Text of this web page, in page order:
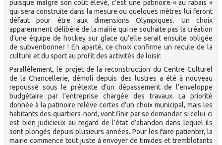
puisque malgré son coût élevé, c’est une patinoire « au rabais »
qui sera construite dans la mesure ou quelques mètres lui feront
défaut pour être aux dimensions Olympiques. Un choix
apparemment délibéré de la mairie qui ne souhaite pas la création
d’une équipe de hockey sur glace qu’elle serait ensuite obligée
de subventionner ! En aparté, ce choix confirme un recule de la
culture et du sport au profit des activités de loisir.
Parallèlement, le projet de la reconstruction du Centre Culturel
de la Chancellerie, démoli depuis des lustres a été à nouveau
repoussé sous le prétexte d’un dépassement de l’enveloppe
budgétaire par l’entreprise chargée des travaux. La priorité
donnée à la patinoire relève certes d’un choix municipal, mais les
habitants des quartiers-nord, vont finir par se demander si celui-ci
est bien judicieux au regard de l’état d’abandon dans lequel ils
sont plongés depuis plusieurs années. Pour les faire patienter, la
mairie commence tout juste à envoyer de timides et tremblotants